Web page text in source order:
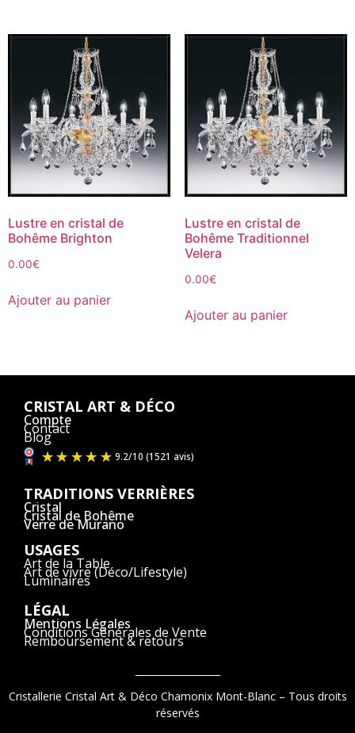
Lustre en cristal de
Bohême Brighton
0.00€
Ajouter au panier
Lustre en cristal de
Bohême Traditionnel
Velera
0.00€
Ajouter au panier
CRISTAL ART & DÉCO
Compte
Contact
Blog
TRADITIONS VERRIÈRES
Cristal
Cristal de Bohême
Verre de Murano
USAGES
Art de la Table
Art de vivre (Déco/Lifestyle)
Luminaires
LÉGAL
Mentions Légales
Conditions Générales de Vente
Remboursement & retours
Cristallerie Cristal Art & Déco Chamonix Mont-Blanc – Tous droits
réservés